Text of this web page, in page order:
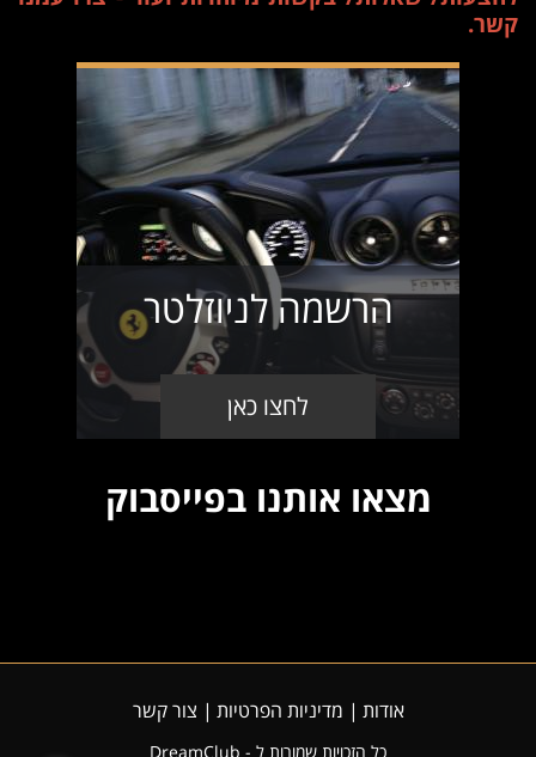
קשר.
הרשמה לניוזלטר
לחצו כאן
מצאו אותנו בפייסבוק
אודות מדיניות הפרטיות צור קשר
כל הזכויות שמורות ל - DreamClub